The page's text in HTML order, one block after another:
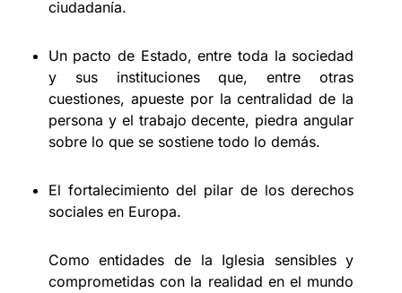
ciudadanía.
Un pacto de Estado, entre toda la sociedad
y sus instituciones que, entre otras
cuestiones, apueste por la centralidad de la
persona y el trabajo decente, piedra angular
sobre lo que se sostiene todo lo demás.
El fortalecimiento del pilar de los derechos
sociales en Europa.
Como entidades de la Iglesia sensibles y
comprometidas con la realidad en el mundo